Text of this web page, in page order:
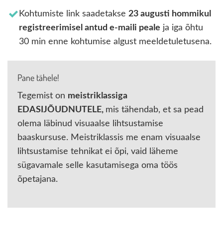
Kohtumiste link saadetakse23 augusti hommikul
registreerimisel antud e-maili peale ja iga õhtu
30 min enne kohtumise algust meeldetuletusena.
Pane tähele!
Tegemist on meistriklassiga
EDASIJÕUDNUTELE, mis tähendab, et sa pead
olema läbinud visuaalse lihtsustamise
baaskursuse. Meistriklassis me enam visuaalse
lihtsustamise tehnikat ei õpi, vaid läheme
sügavamale selle kasutamisega oma töös
õpetajana.